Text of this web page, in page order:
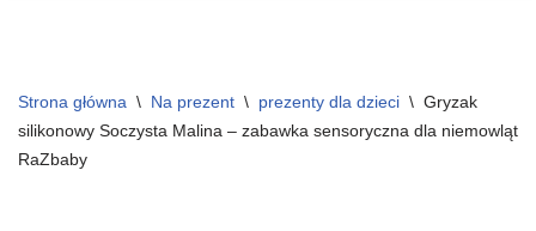
Strona główna \ Na prezent \ prezenty dla dzieci \ Gryzak
silikonowy Soczysta Malina – zabawka sensoryczna dla niemowląt
RaZbaby